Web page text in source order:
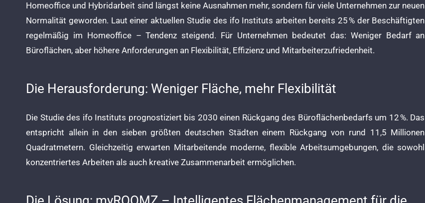
Homeoffice und Hybridarbeit sind längst keine Ausnahmen mehr, sondern für viele Unternehmen zur neuen
Normalität geworden. Laut einer aktuellen Studie des ifo Instituts arbeiten bereits 25 % der Beschäftigten
regelmäßig im Homeoffice – Tendenz steigend. Für Unternehmen bedeutet das: Weniger Bedarf an
Büroflächen, aber höhere Anforderungen an Flexibilität, Effizienz und Mitarbeiterzufriedenheit.
Die Herausforderung: Weniger Fläche, mehr Flexibilität
Die Studie des ifo Instituts prognostiziert bis 2030 einen Rückgang des Büroflächenbedarfs um 12 %. Das
entspricht allein in den sieben größten deutschen Städten einem Rückgang von rund 11,5 Millionen
Quadratmetern. Gleichzeitig erwarten Mitarbeitende moderne, flexible Arbeitsumgebungen, die sowohl
konzentriertes Arbeiten als auch kreative Zusammenarbeit ermöglichen.